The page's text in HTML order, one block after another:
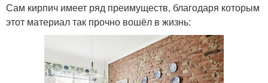
Сам кирпич имеет ряд преимуществ, благодаря которым
этот материал так прочно вошёл в жизнь: